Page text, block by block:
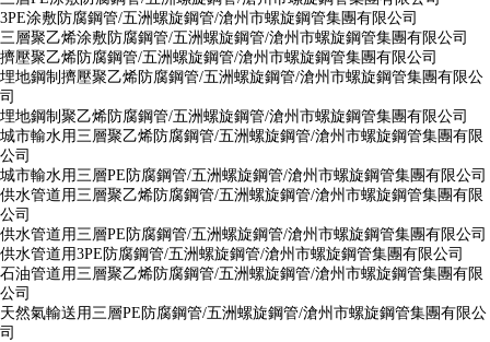
3PE涂敷防腐鋼管/五洲螺旋鋼管/滄州市螺旋鋼管集團有限公司
三層聚乙烯涂敷防腐鋼管/五洲螺旋鋼管/滄州市螺旋鋼管集團有限公司
擠壓聚乙烯防腐鋼管/五洲螺旋鋼管/滄州市螺旋鋼管集團有限公司
埋地鋼制擠壓聚乙烯防腐鋼管/五洲螺旋鋼管/滄州市螺旋鋼管集團有限公
司
埋地鋼制聚乙烯防腐鋼管/五洲螺旋鋼管/滄州市螺旋鋼管集團有限公司
城市輸水用三層聚乙烯防腐鋼管/五洲螺旋鋼管/滄州市螺旋鋼管集團有限
公司
城市輸水用三層PE防腐鋼管/五洲螺旋鋼管/滄州市螺旋鋼管集團有限公司
供水管道用三層聚乙烯防腐鋼管/五洲螺旋鋼管/滄州市螺旋鋼管集團有限
公司
供水管道用三層PE防腐鋼管/五洲螺旋鋼管/滄州市螺旋鋼管集團有限公司
供水管道用3PE防腐鋼管/五洲螺旋鋼管/滄州市螺旋鋼管集團有限公司
石油管道用三層聚乙烯防腐鋼管/五洲螺旋鋼管/滄州市螺旋鋼管集團有限
公司
天然氣輸送用三層PE防腐鋼管/五洲螺旋鋼管/滄州市螺旋鋼管集團有限公
司